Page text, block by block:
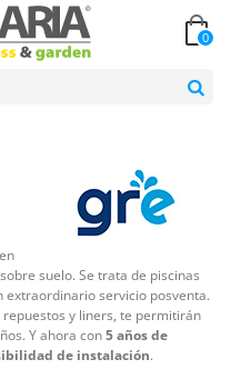
0
suelo. Se trata de piscinas
extraordinario servicio posventa.
y liners, te permitirán
Y ahora con5 años de
de instalación.